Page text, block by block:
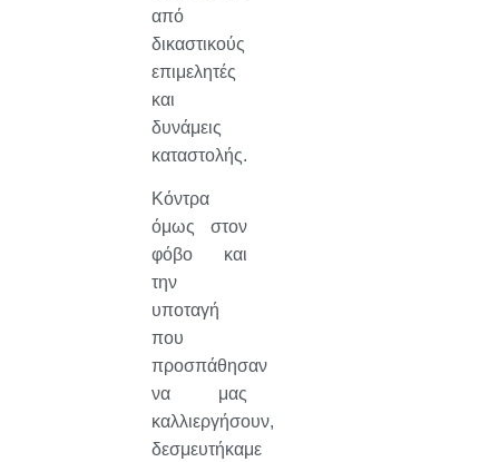
από
δικαστικούς
επιμελητές
και
δυνάμεις
καταστολής.
Κόντρα
όμως στον
φόβο και
την
υποταγή
που
προσπάθησαν
να μας
καλλιεργήσουν,
δεσμευτήκαμε